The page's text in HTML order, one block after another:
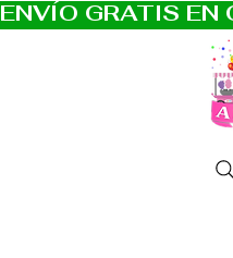
ENVÍO GRATIS EN